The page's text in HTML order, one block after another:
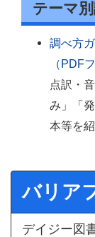
テーマ
調べ方
（PDF
点訳・
み」「
本等を
バリア
デイジー図